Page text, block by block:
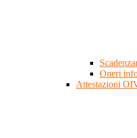
Oneri
Attestazioni